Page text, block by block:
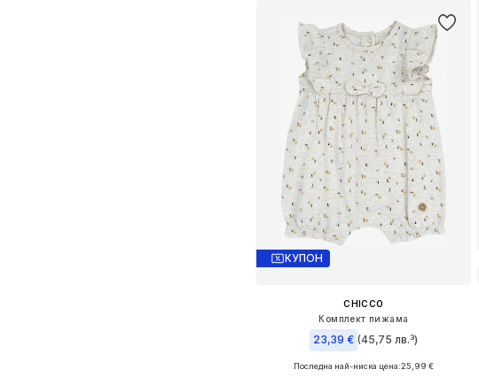
КУПОН
CHICCO
Комплект пижама
23,39 € (45,75 лв.³)
Налични размери: 50, 56, 62, 68, 72
Последна най-ниска цена:25,99 €